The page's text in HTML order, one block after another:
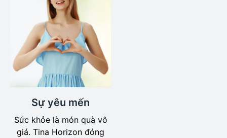
Sự yêu mến
Sức khỏe là món quà vô
giá. Tina Horizon đóng